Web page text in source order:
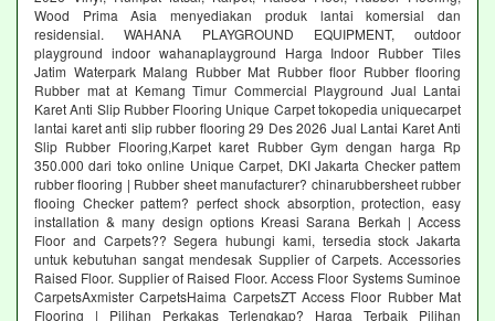
Wood Prima Asia menyediakan produk lantai komersial dan
residensial. WAHANA PLAYGROUND EQUIPMENT, outdoor
playground indoor wahanaplayground Harga Indoor Rubber Tiles
Jatim Waterpark Malang Rubber Mat Rubber floor Rubber flooring
Rubber mat at Kemang Timur Commercial Playground Jual Lantai
Karet Anti Slip Rubber Flooring Unique Carpet tokopedia uniquecarpet
lantai karet anti slip rubber flooring 29 Des 2026 Jual Lantai Karet Anti
Slip Rubber Flooring,Karpet karet Rubber Gym dengan harga Rp
350.000 dari toko online Unique Carpet, DKI Jakarta Checker pattem
rubber flooring | Rubber sheet manufacturer? chinarubbersheet rubber
flooing Checker pattem? perfect shock absorption, protection, easy
installation & many design options Kreasi Sarana Berkah | Access
Floor and Carpets?? Segera hubungi kami, tersedia stock Jakarta
untuk kebutuhan sangat mendesak Supplier of Carpets. Accessories
Raised Floor. Supplier of Raised Floor. Access Floor Systems Suminoe
CarpetsAxmister CarpetsHaima CarpetsZT Access Floor Rubber Mat
Flooring | Pilihan Perkakas Terlengkap? Harga Terbaik Pilihan